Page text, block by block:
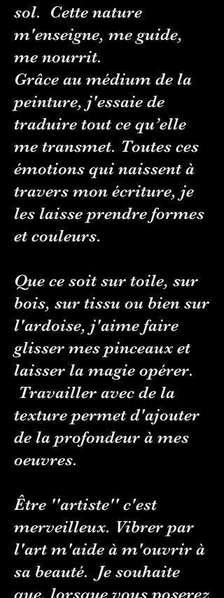
sol. Cette nature
m'enseigne, me guide,
me nourrit.
Grâce au médium de la
peinture, j'essaie de
traduire tout ce qu’elle
me transmet. Toutes ces
émotions qui naissent à
travers mon écriture, je
les laisse prendre formes
et couleurs.
Que ce soit sur toile, sur
bois, sur tissu ou bien sur
l'ardoise, j'aime faire
glisser mes pinceaux et
laisser la magie opérer.
Travailler avec de la
texture permet d'ajouter
de la profondeur à mes
oeuvres.
Être ''artiste'' c'est
merveilleux. Vibrer par
l'art m'aide à m'ouvrir à
sa beauté. Je souhaite
que, lorsque vous poserez